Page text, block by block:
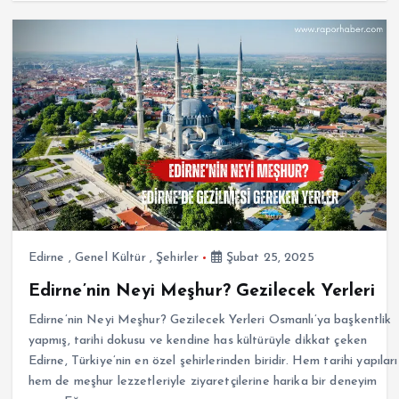
Edirne , Genel Kültür, Şehirler Şubat 25, 2025
Edirne’nin Neyi Meşhur? Gezilecek Yerleri
Edirne’nin Neyi Meşhur? Gezilecek Yerleri Osmanlı’ya başkentlik
yapmış, tarihi dokusu ve kendine has kültürüyle dikkat çeken
Edirne, Türkiye’nin en özel şehirlerinden biridir. Hem tarihi yapıları
hem de meşhur lezzetleriyle ziyaretçilerine harika bir deneyim